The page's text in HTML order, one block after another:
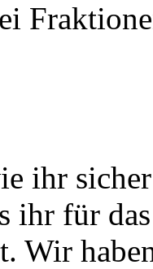
ihr
ihr für
Wir